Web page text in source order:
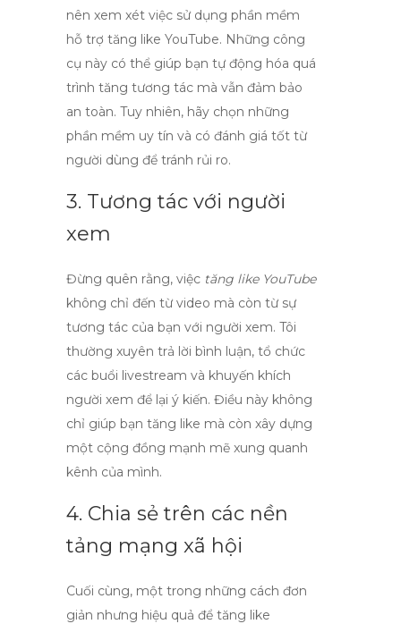
nên xem xét việc sử dụng phần mềm
hỗ trợ tăng like YouTube. Những công
cụ này có thể giúp bạn tự động hóa quá
trình tăng tương tác mà vẫn đảm bảo
an toàn. Tuy nhiên, hãy chọn những
phần mềm uy tín và có đánh giá tốt từ
người dùng để tránh rủi ro.
3. Tương tác với người
xem
Đừng quên rằng, việc tăng like YouTube
không chỉ đến từ video mà còn từ sự
tương tác của bạn với người xem. Tôi
thường xuyên trả lời bình luận, tổ chức
các buổi livestream và khuyến khích
người xem để lại ý kiến. Điều này không
chỉ giúp bạn tăng like mà còn xây dựng
một cộng đồng mạnh mẽ xung quanh
kênh của mình.
4. Chia sẻ trên các nền
tảng mạng xã hội
Cuối cùng, một trong những cách đơn
giản nhưng hiệu quả để tăng like